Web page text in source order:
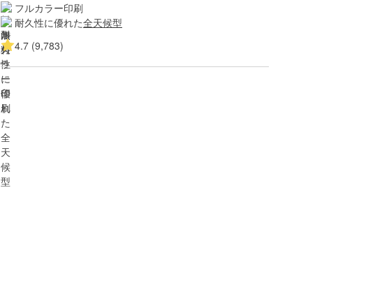
フルカラー印刷
耐久性に優れた全天候型
4.7 (9,783)